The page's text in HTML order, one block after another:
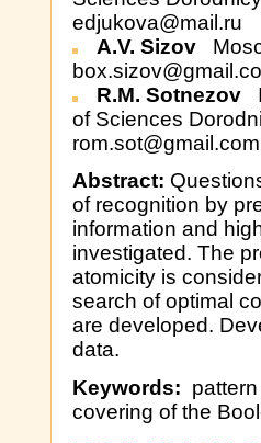
edjukova@mail.ru
A.V. Sizov
R.M. Sotnezov
of Sciences
rom.sot@gmail.com
Abstract:
of recognition by
information and
investigated. The
atomicity is
search of optimal
are developed.
data.
Keywords:
covering of the